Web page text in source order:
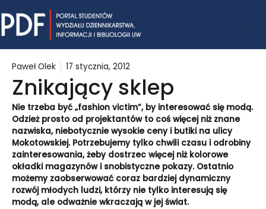
to
content
Paweł Olek 17 stycznia, 2012
Znikający sklep
Nie trzeba być „fashion victim”, by interesować się modą.
Odzież prosto od projektantów to coś więcej niż znane
nazwiska, niebotycznie wysokie ceny i butiki na ulicy
Mokotowskiej. Potrzebujemy tylko chwili czasu i odrobiny
zainteresowania, żeby dostrzec więcej niż kolorowe
okładki magazynów i snobistyczne pokazy. Ostatnio
możemy zaobserwować coraz bardziej dynamiczny
rozwój młodych ludzi, którzy nie tylko interesują się
modą, ale odważnie wkraczają w jej świat.